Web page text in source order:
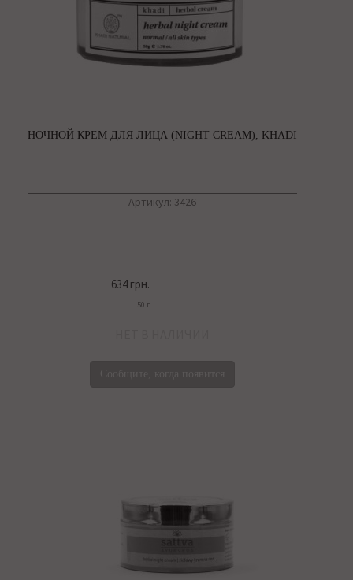
НОЧНОЙ КРЕМ ДЛЯ ЛИЦА (NIGHT CREAM), KHADI
Артикул: 3426
634 грн.
50 г